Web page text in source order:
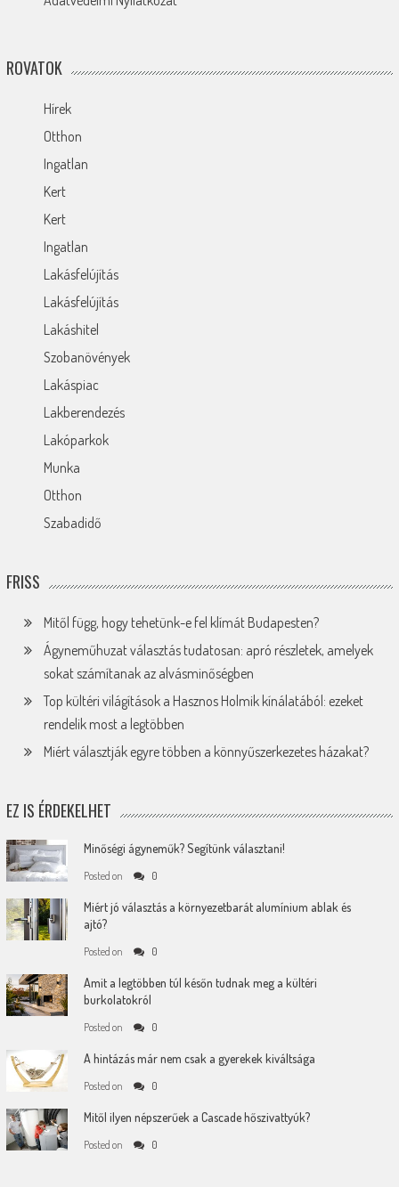
ROVATOK
Hírek
Otthon
Ingatlan
Kert
Kert
Ingatlan
Lakásfelújítás
Lakásfelújítás
Lakáshitel
Szobanövények
Lakáspiac
Lakberendezés
Lakóparkok
Munka
Otthon
Szabadidő
FRISS
Mitől függ, hogy tehetünk-e fel klímát Budapesten?
Ágyneműhuzat választás tudatosan: apró részletek, amelyek
sokat számítanak az alvásminőségben
Top kültéri világítások a Hasznos Holmik kínálatából: ezeket
rendelik most a legtöbben
Miért választják egyre többen a könnyűszerkezetes házakat?
EZ IS ÉRDEKELHET
Minőségi ágyneműk? Segítünk választani!
Posted on 0
Miért jó választás a környezetbarát alumínium ablak és
ajtó?
Posted on 0
Amit a legtöbben túl későn tudnak meg a kültéri
burkolatokról
Posted on 0
A hintázás már nem csak a gyerekek kiváltsága
Posted on 0
Mitől ilyen népszerűek a Cascade hőszivattyúk?
Posted on 0